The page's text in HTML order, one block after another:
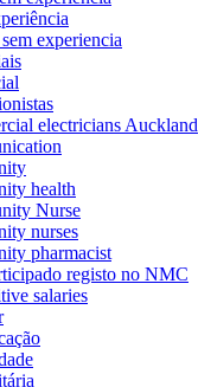
experiencia
electricians Auckland
health
Nurse
nurses
pharmacist
registo no NMC
salaries